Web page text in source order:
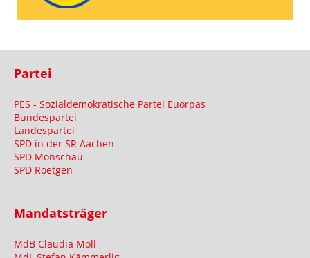
Partei
PES - Sozialdemokratische Partei Euorpas
Bundespartei
Landespartei
SPD in der SR Aachen
SPD Monschau
SPD Roetgen
Mandatsträger
MdB Claudia Moll